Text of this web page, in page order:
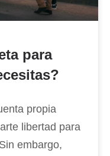
para
propia
libertad para
embargo,